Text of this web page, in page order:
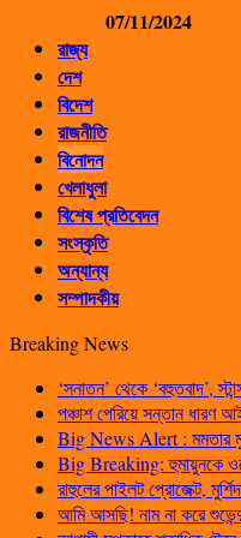
07/11/2024
রাজ্য
দেশ
বিদেশ
রাজনীতি
বিনোদন
খেলাধুলা
বিশেষ প্রতিবেদন
সংস্কৃতি
অন্যান্য
সম্পাদকীয়
Breaking News
‘সনাতন’ থেকে ‘বহুতবাদ’,
পঞ্চাশ পেরিয়ে সন্তান
Big News Alert : মমতার
Big Breaking: হুমায়ুনকে
রাহুলের পাইলট প্রোজেক্ট,
আমি আসছি! নাম না করে